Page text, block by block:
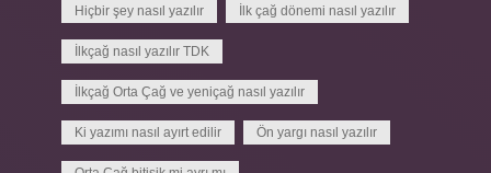
Hiçbir şey nasıl yazılır İlk çağ dönemi nasıl yazılır
İlkçağ nasıl yazılır TDK
İlkçağ Orta Çağ ve yeniçağ nasıl yazılır
Ki yazımı nasıl ayırt edilir Ön yargı nasıl yazılır